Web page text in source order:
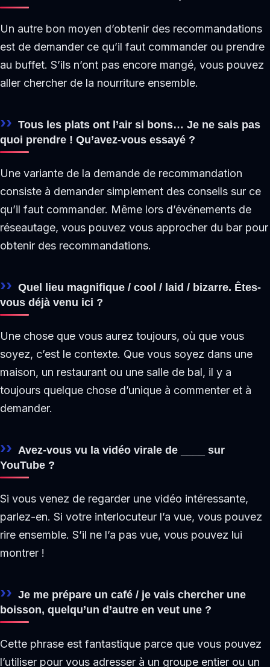
Un autre bon moyen d’obtenir des recommandations
est de demander ce qu’il faut commander ou prendre
au buffet. S’ils n’ont pas encore mangé, vous pouvez
aller chercher de la nourriture ensemble.
Tous les plats ont l’air si bons… Je ne sais pas
quoi prendre ! Qu’avez-vous essayé ?
Une variante de la demande de recommandation
consiste à demander simplement des conseils sur ce
qu’il faut commander. Même lors d’événements de
réseautage, vous pouvez vous approcher du bar pour
obtenir des recommandations.
Quel lieu magnifique / cool / laid / bizarre. Êtes-
vous déjà venu ici ?
Une chose que vous aurez toujours, où que vous
soyez, c’est le contexte. Que vous soyez dans une
maison, un restaurant ou une salle de bal, il y a
toujours quelque chose d’unique à commenter et à
demander.
Avez-vous vu la vidéo virale de ____ sur
YouTube ?
Si vous venez de regarder une vidéo intéressante,
parlez-en. Si votre interlocuteur l’a vue, vous pouvez
rire ensemble. S’il ne l’a pas vue, vous pouvez lui
montrer !
Je me prépare un café / je vais chercher une
boisson, quelqu’un d’autre en veut une ?
Cette phrase est fantastique parce que vous pouvez
l’utiliser pour vous adresser à un groupe entier ou un